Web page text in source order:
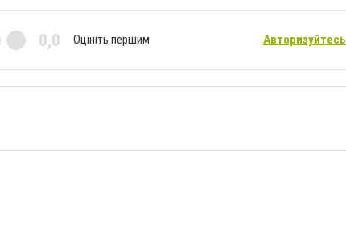
0,0 Оцініть першим Авторизуйтесь